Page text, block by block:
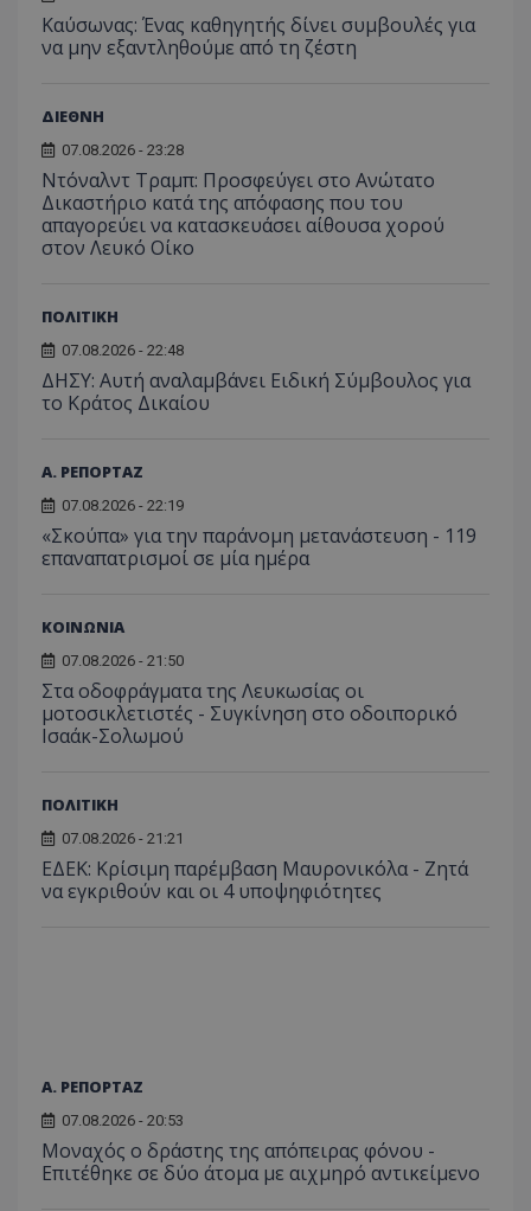
Kαύσωνας: Ένας καθηγητής δίνει συμβουλές για
να μην εξαντληθούμε από τη ζέστη
ΔΙΕΘΝΗ
07.08.2026 - 23:28
Ντόναλντ Τραμπ: Προσφεύγει στο Ανώτατο
Δικαστήριο κατά της απόφασης που του
απαγορεύει να κατασκευάσει αίθουσα χορού
στον Λευκό Οίκο
ΠΟΛΙΤΙΚΗ
07.08.2026 - 22:48
ΔΗΣΥ: Αυτή αναλαμβάνει Ειδική Σύμβουλος για
το Κράτος Δικαίου
Α. ΡΕΠΟΡΤΑΖ
07.08.2026 - 22:19
«Σκούπα» για την παράνομη μετανάστευση - 119
επαναπατρισμοί σε μία ημέρα
ΚΟΙΝΩΝΙΑ
07.08.2026 - 21:50
Στα οδοφράγματα της Λευκωσίας οι
μοτοσικλετιστές - Συγκίνηση στο οδοιπορικό
Ισαάκ-Σολωμού
ΠΟΛΙΤΙΚΗ
07.08.2026 - 21:21
ΕΔΕΚ: Κρίσιμη παρέμβαση Μαυρονικόλα - Ζητά
να εγκριθούν και οι 4 υποψηφιότητες
Α. ΡΕΠΟΡΤΑΖ
07.08.2026 - 20:53
Μοναχός ο δράστης της απόπειρας φόνου -
Επιτέθηκε σε δύο άτομα με αιχμηρό αντικείμενο
_ga_J7RS52TMNC
.tothemaonline.com
1 χρόνος 1
μήνας